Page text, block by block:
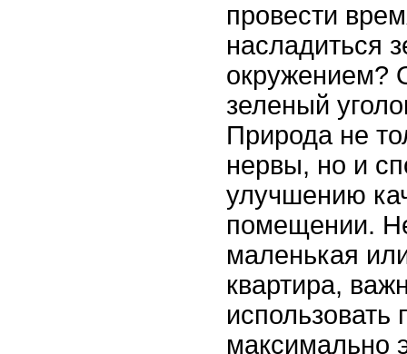
провести
насладиться
окружением?
зеленый
Природа не
нервы, но и
улучшению
помещении.
маленькая
квартира,
использовать
максимально